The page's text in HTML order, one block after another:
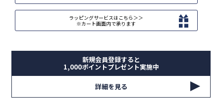
ラッピングサービスはこちら＞＞
※カート画面内で承ります
新規会員登録すると
1,000ポイントプレゼント実施中
詳細を見る